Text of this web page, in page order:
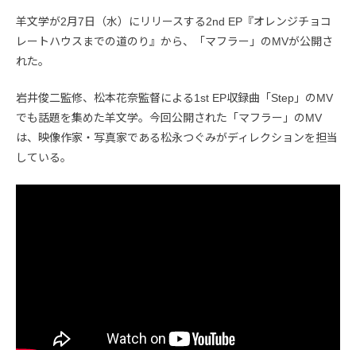
羊文学が2月7日（水）にリリースする2nd EP『オレンジチョコ
レートハウスまでの道のり』から、「マフラー」のMVが公開さ
れた。
岩井俊二監修、松本花奈監督による1st EP収録曲「Step」のMV
でも話題を集めた羊文学。今回公開された「マフラー」のMV
は、映像作家・写真家である松永つぐみがディレクションを担当
している。